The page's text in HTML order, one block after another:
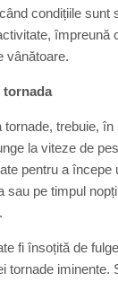
condițiile sunt
împreună
vânătoare.
tornada
tornade, trebuie,
la viteze de
pentru a începe
sau pe timpul
fi însoțită de
tornade